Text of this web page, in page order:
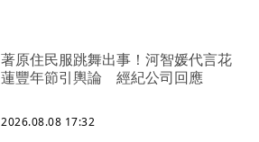
著原住民服跳舞出事！河智媛代言花
蓮豐年節引輿論 經紀公司回應
2026.08.08 17:32